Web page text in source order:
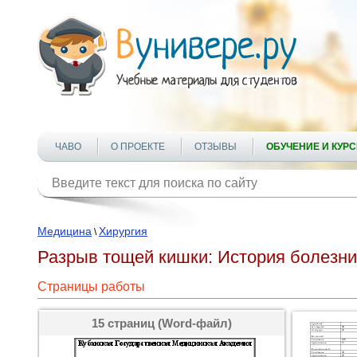
ЧАВО О ПРОЕКТЕ ОТЗЫВЫ ОБУЧЕНИЕ И
Медицина \Хирургия
Разрыв тощей кишки: История болезни
Страницы работы
15 страниц (Word-файл)